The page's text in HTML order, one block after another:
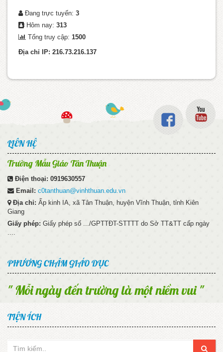
Đang trực tuyến: 3
Hôm nay: 313
Tổng truy cập: 1500
Địa chỉ IP: 216.73.216.137
LIÊN HỆ
Trường Mẫu Giáo Tân Thuận
Điện thoại: 0919630557
Email: c0tanthuan@vinhthuan.edu.vn
Địa chỉ: Ấp kinh IA, xã Tân Thuận, huyện Vĩnh Thuận, tỉnh Kiên
Giang
Giấy phép: Giấy phép số .../GPTTĐT-STTTT do Sở TT&TT cấp ngày
....
PHƯƠNG CHÂM GIÁO DỤC
" Mỗi ngày đến trường là một niềm vui "
TIỆN ÍCH